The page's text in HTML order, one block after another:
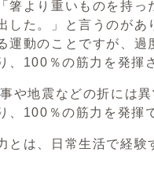
箸より重いものを持
した。」と言うのが
運動のことですが、
、100％の筋力を発揮
や地震などの折には
、100％の筋力を発揮
とは、日常生活で経